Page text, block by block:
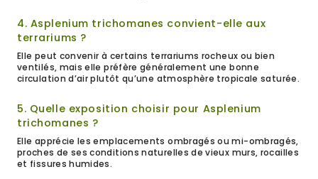
4. Asplenium trichomanes convient-elle aux
terrariums ?
Elle peut convenir à certains terrariums rocheux ou bien
ventilés, mais elle préfère généralement une bonne
circulation d’air plutôt qu’une atmosphère tropicale saturée.
5. Quelle exposition choisir pour Asplenium
trichomanes ?
Elle apprécie les emplacements ombragés ou mi-ombragés,
proches de ses conditions naturelles de vieux murs, rocailles
et fissures humides.